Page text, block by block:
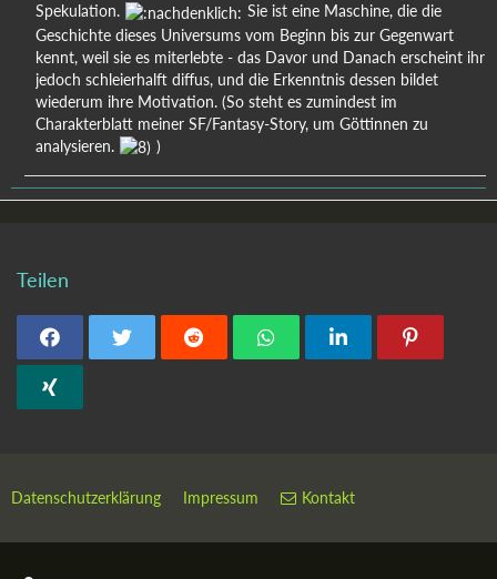
Spekulation.
Sie ist eine Maschine, die die
Geschichte dieses Universums vom Beginn bis zur Gegenwart
kennt, weil sie es miterlebte - das Davor und Danach erscheint ihr
jedoch schleierhalft diffus, und die Erkenntnis dessen bildet
wiederum ihre Motivation. (So steht es zumindest im
Charakterblatt meiner SF/Fantasy-Story, um Göttinnen zu
analysieren.
)
Teilen
Datenschutzerklärung Impressum Kontakt